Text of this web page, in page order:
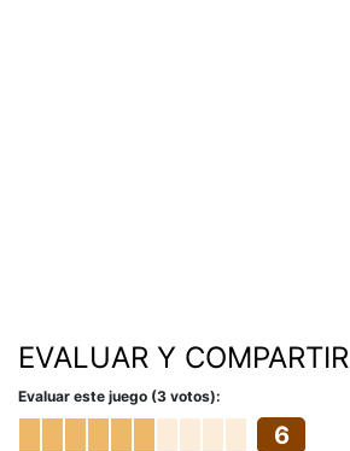
EVALUAR Y COMPARTIR
Evaluar este juego (3 votos):
6